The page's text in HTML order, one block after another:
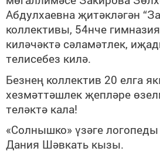
Абдулхаевна җитәкләгән
коллективы, 54нче
киләчәктә сәламәтлек,
телисебез килә.
Безнең коллектив 20 елга
хезмәттәшлек җепләре
теләктә кала!
«Солнышко» үзәге
Дания Шәвкать кызы.